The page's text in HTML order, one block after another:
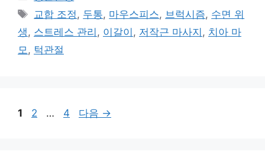
테
리
태
그
교합 조정, 두통, 마우스피스, 브럭시즘, 수면 위
생, 스트레스 관리 , 이갈이 , 저작근 마사지 , 치아 마
모, 턱관절
페
1
페
2 …
페
4 다음 →